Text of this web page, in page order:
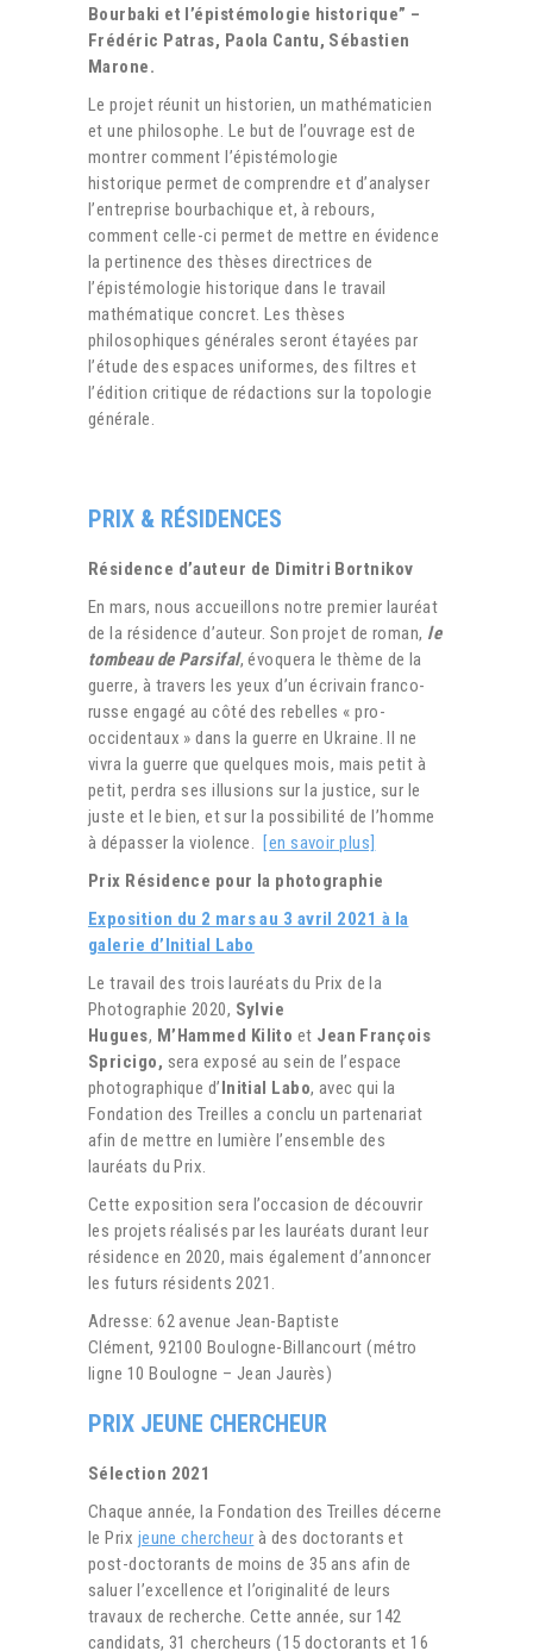
Bourbaki et l’épistémologie historique” –
Frédéric Patras, Paola Cantu, Sébastien
Marone.
Le projet réunit un historien, un mathématicien
et une philosophe. Le but de l’ouvrage est de
montrer comment l’épistémologie
historique permet de comprendre et d’analyser
l’entreprise bourbachique et, à rebours,
comment celle-ci permet de mettre en évidence
la pertinence des thèses directrices de
l’épistémologie historique dans le travail
mathématique concret. Les thèses
philosophiques générales seront étayées par
l’étude des espaces uniformes, des filtres et
l’édition critique de rédactions sur la topologie
générale.
PRIX & RÉSIDENCES
Résidence d’auteur de Dimitri Bortnikov
En mars, nous accueillons notre premier lauréat
de la résidence d’auteur. Son projet de roman, le
tombeau de Parsifal, évoquera le thème de la
guerre, à travers les yeux d’un écrivain franco-
russe engagé au côté des rebelles « pro-
occidentaux » dans la guerre en Ukraine. Il ne
vivra la guerre que quelques mois, mais petit à
petit, perdra ses illusions sur la justice, sur le
juste et le bien, et sur la possibilité de l’homme
à dépasser la violence. [en savoir plus]
Prix Résidence pour la photographie
Exposition du 2 mars au 3 avril 2021 à la
galerie d’Initial Labo
Le travail des trois lauréats du Prix de la
Photographie 2020, Sylvie
Hugues, M’Hammed Kilito et Jean François
Spricigo, sera exposé au sein de l’espace
photographique d’Initial Labo, avec qui la
Fondation des Treilles a conclu un partenariat
afin de mettre en lumière l’ensemble des
lauréats du Prix.
Cette exposition sera l’occasion de découvrir
les projets réalisés par les lauréats durant leur
résidence en 2020, mais également d’annoncer
les futurs résidents 2021.
Adresse: 62 avenue Jean-Baptiste
Clément, 92100 Boulogne-Billancourt (métro
ligne 10 Boulogne – Jean Jaurès)
PRIX JEUNE CHERCHEUR
Sélection 2021
Chaque année, la Fondation des Treilles décerne
le Prix jeune chercheur à des doctorants et
post-doctorants de moins de 35 ans afin de
saluer l’excellence et l’originalité de leurs
travaux de recherche. Cette année, sur 142
candidats, 31 chercheurs (15 doctorants et 16